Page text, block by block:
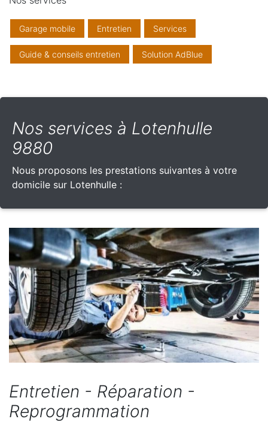
Garage mobile Entretien Services
Guide & conseils entretien Solution AdBlue
Nos services à Lotenhulle
9880
Nous proposons les prestations suivantes à votre
domicile sur Lotenhulle :
Entretien - Réparation -
Reprogrammation